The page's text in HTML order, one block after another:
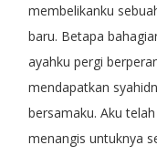
membelikanku
baru. Betapa
ayahku pergi
mendapatkan
bersamaku. Aku
menangis untuknya